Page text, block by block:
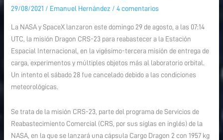
29/08/2021 / Emanuel Hernández /4 comentarios
La NASA y SpaceX lanzaron este domingo 29 de agosto, a las 07:14
UTC, la misión Dragon CRS-23 para reabastecer a la Estación
Espacial Internacional, en la vigésimo-tercera misión de entrega de
carga, experimentos y múltiples objetos más al laboratorio orbital.
Un intento el sábado 28 fue cancelado debido a las condiciones
meteorológicas.
Se trata de la misión CRS-23, parte del programa de Servicios de
Reabastecimiento Comercial (CRS, por sus siglas en inglés) de la
NASA, en la que se lanzará una cápsula Cargo Dragon 2 con 1957 kg
|
Dragon
CRS-
23
|
Dragon
CRS-
23